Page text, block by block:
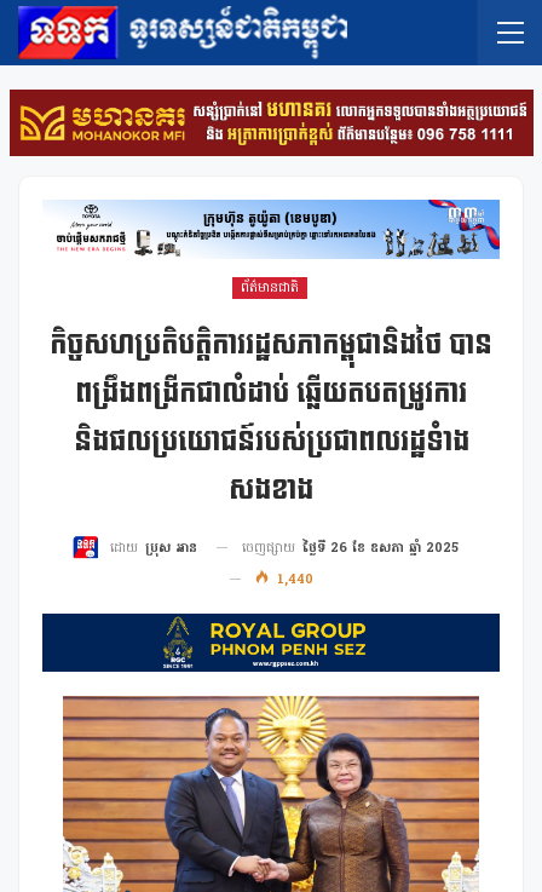
ព័ត៌មានជាតិ
កិច្ចសហប្រតិបត្តិការរដ្ឋសភាកម្ពុជានិងថៃ បាន
ពង្រឹងពង្រីកជាលំដាប់ ឆ្លើយតបតម្រូវការ
និងផលប្រយោជន៍របស់ប្រជាពលរដ្ឋទំាង
សងខាង
ដោយ ប្រុស អាន ចេញផ្សាយ ថ្ងៃទី 26 ខែ ឧសភា ឆ្នាំ 2025
1,440